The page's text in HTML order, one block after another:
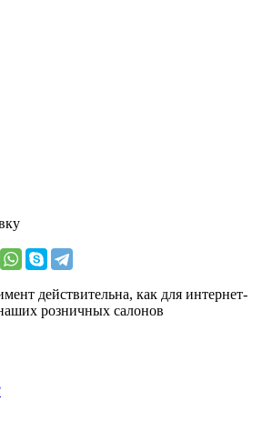
действительна, как для интернет-
розничных салонов